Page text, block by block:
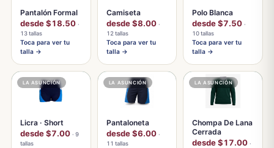
Pantalón Formal
desde $18.50 ·
13 tallas
Toca para ver tu
talla →
Camiseta
desde $8.00 ·
12 tallas
Toca para ver tu
talla →
Polo Blanca
desde $7.50 ·
10 tallas
Toca para ver tu
talla →
LA ASUNCIÓN
Licra · Short
desde $7.00 · 9
tallas
LA ASUNCIÓN
Pantaloneta
desde $6.00 ·
11 tallas
LA ASUNCIÓN
Chompa De Lana
Cerrada
desde $17.00 ·